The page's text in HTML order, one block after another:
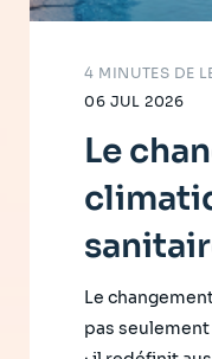
06 JUL 2026
4 MINUTES DE
Le
Le
pas